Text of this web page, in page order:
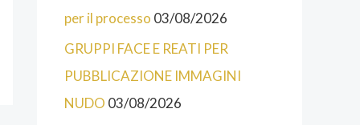
per il processo 03/08/2026
GRUPPI FACE E REATI PER
PUBBLICAZIONE IMMAGINI
NUDO 03/08/2026